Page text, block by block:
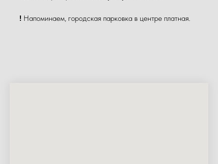
! Напоминаем, городская парковка в центре платная.